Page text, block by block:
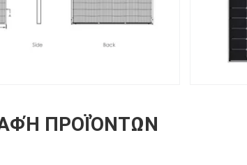
ΠΡΟΪΌΝΤΩΝ